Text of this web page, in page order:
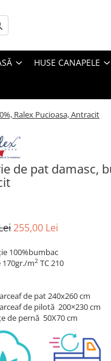
HUSE CANAPELE
Ralex Pucioasa, Antracit
de pat damasc,
255,00 Lei
100%bumbac
170gr./m2 TC 210
de pat 240x260 cm
de pilotă 200×230 cm
de pernă 50X70 cm